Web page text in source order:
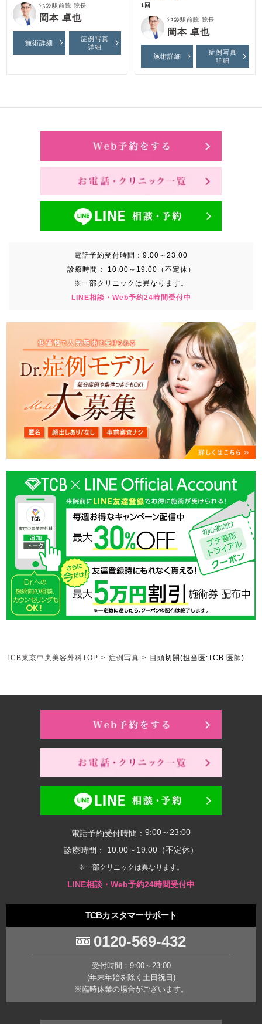
池袋駅前院 院長
岡本 卓也
施術詳細
症例写真
詳細
1回
池袋駅前院 院長
岡本 卓也
施術詳細
症例写真
詳細
電話予約受付時間： 9:00～23:00
診療時間：
10:00～19:00（不定休）
※一部クリニックは異なります。
LINE相談・Web予約24時間受付中
TCB東京中央美容外科TOP > 症例写真 > 目頭切開(担当医:TCB 医師)
電話予約受付時間： 9:00～23:00
診療時間：
10:00～19:00（不定休）
※一部クリニックは異なります。
LINE相談・Web予約24時間受付中
TCBカスタマーサポート
0120-569-432
受付時間：9:00～23:00
(年末年始を除く土日祝日)
※臨時休業の場合がございます。